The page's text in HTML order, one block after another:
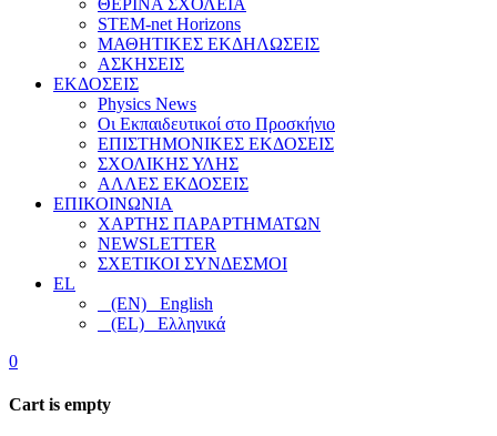
ΘΕΡΙΝΑ ΣΧΟΛΕΙΑ
STEM-net Horizons
ΜΑΘΗΤΙΚΕΣ ΕΚΔΗΛΩΣΕΙΣ
ΑΣΚΗΣΕΙΣ
ΕΚΔΟΣΕΙΣ
Physics News
Οι Εκπαιδευτικοί στο Προσκήνιο
ΕΠΙΣΤΗΜΟΝΙΚΕΣ ΕΚΔΟΣΕΙΣ
ΣΧΟΛΙΚΗΣ ΥΛΗΣ
ΑΛΛΕΣ ΕΚΔΟΣΕΙΣ
ΕΠΙΚΟΙΝΩΝΙΑ
ΧΑΡΤΗΣ ΠΑΡΑΡΤΗΜΑΤΩΝ
NEWSLETTER
ΣΧΕΤΙΚΟΙ ΣΥΝΔΕΣΜΟΙ
EL
(EN) English
(EL) Ελληνικά
0
Cart is empty